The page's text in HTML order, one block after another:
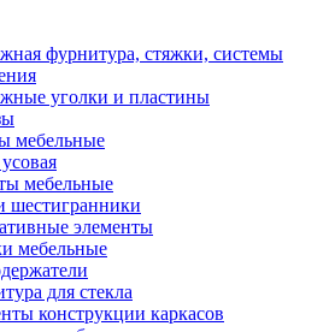
фурнитура, стяжки, системы
уголки и пластины
мебельные
мебельные
шестигранники
элементы
мебельные
для стекла
конструкции каркасов